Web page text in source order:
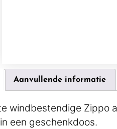
Aanvullende informatie
windbestendige Zippo
een geschenkdoos.